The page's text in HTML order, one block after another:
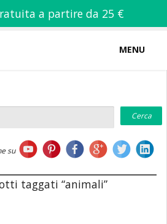
a partire da 25 €
MENU
su
taggati “animali”